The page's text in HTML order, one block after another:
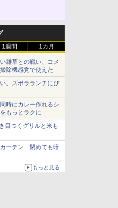
1週間 1カ月
雑草との戦い、コメ
除機感覚で使えた
。ズボラランチにぴ
時にカレー作れるシ
もっとラクに
目つくグリルと米も
カーテン 閉めても暗
もっと見る